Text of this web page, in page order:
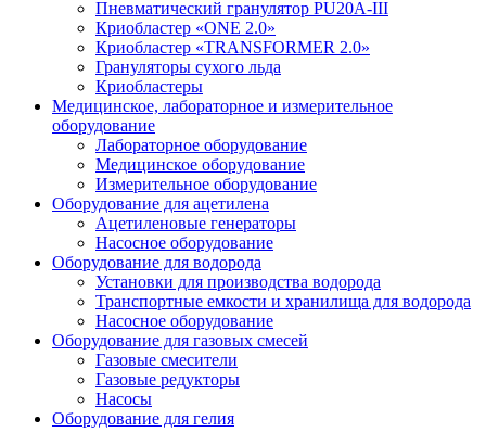
Пневматический гранулятор PU20A-III
Криобластер «ONE 2.0»
Криобластер «TRANSFORMER 2.0»
Грануляторы сухого льда
Криобластеры
Медицинское, лабораторное и измерительное
оборудование
Лабораторное оборудование
Медицинское оборудование
Измерительное оборудование
Оборудование для ацетилена
Ацетиленовые генераторы
Насосное оборудование
Оборудование для водорода
Установки для производства водорода
Транспортные емкости и хранилища для водорода
Насосное оборудование
Оборудование для газовых смесей
Газовые смесители
Газовые редукторы
Насосы
Оборудование для гелия